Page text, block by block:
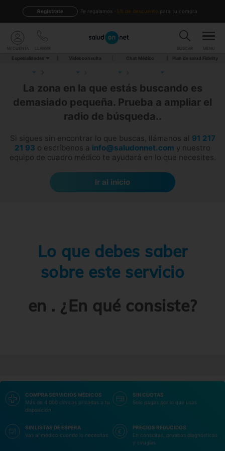
te regalamos -5% de descuento para tu compra
Regístrate
LLAMAR
MI CUENTA BUSCAR MENU
Especialidades Videoconsulta Chat Médico Plan de salud Fidelity
La zona en la que estás buscando es
demasiado pequeña. Prueba a ampliar el
radio de búsqueda..
Si sigues sin encontrar lo que buscas, llámanos al 91 217
21 93 o escríbenos a info@saludonnet.com y nuestro
equipo de cuadro médico te ayudará en lo que necesites.
Ir al inicio
Lo que debes saber
sobre este servicio
en . ¿En qué consiste?
COMPRA SERVICIOS MÉDICOS
Más de 4.000 clínicas privadas a tu
disposición
SIN CUOTAS
Solo pagas por lo que usas
SIN LISTAS DE ESPERA
Vas al médico cuando lo necesitas
PRECIOS REDUCIDOS
En consultas, pruebas diagnósticas
y cirugías